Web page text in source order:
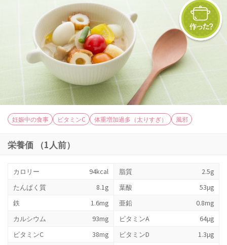
妊娠中の食事 ビタミンC 体重増加過多（太りすぎ） 風邪
栄養価 （1人前）
カロリー 94kcal 脂質
2.5g
たんぱく質
8.1g 葉酸
53μg
鉄
1.6mg 亜鉛
0.8mg
カルシウム
93mg ビタミンA
64μg
ビタミンC
38mg ビタミンD
1.3μg